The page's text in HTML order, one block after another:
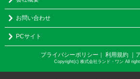
お問い合わせ
PCサイト
プライバシーポリシー 利用規約 ｜
Copyright(c) 株式会社ランド・ワン All